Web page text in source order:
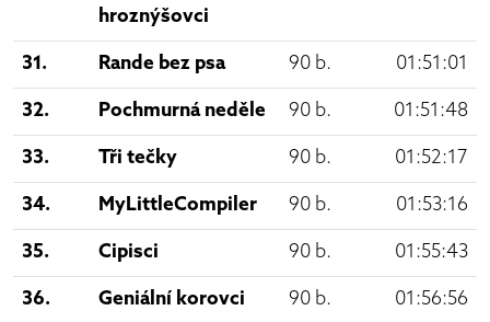
hroznýšovci
31. Rande bez psa 90 b. 01:51:01
32. Pochmurná neděle 90 b. 01:51:48
33. Tři tečky 90 b. 01:52:17
34. MyLittleCompiler 90 b. 01:53:16
35. Cipisci 90 b. 01:55:43
36. Geniální korovci 90 b. 01:56:56